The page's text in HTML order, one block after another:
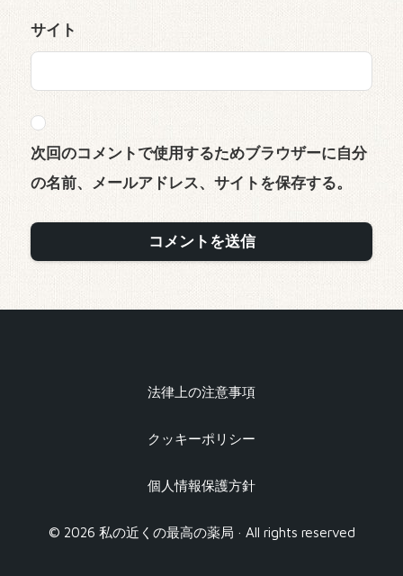
サイト
次回のコメントで使用するためブラウザーに自分
の名前、メールアドレス、サイトを保存する。
法律上の注意事項
クッキーポリシー
個人情報保護方針
© 2026 私の近くの最高の薬局 · All rights reserved